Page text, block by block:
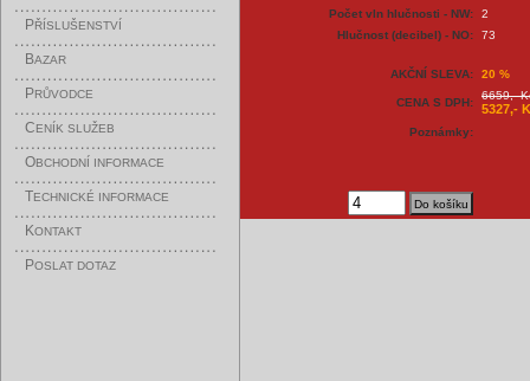
PŘÍSLUŠENSTVÍ
BAZAR
PRŮVODCE
CENÍK SLUŽEB
OBCHODNÍ INFORMACE
TECHNICKÉ INFORMACE
KONTAKT
POSLAT DOTAZ
Počet vln hlučnosti - NW:
2
Hlučnost (decibel) - NO:
73
AKČNÍ SLEVA: 20 %
CENA S DPH:
6659,-
5327,-
Poznámky: